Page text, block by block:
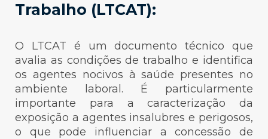
Trabalho (LTCAT):
O LTCAT é um documento técnico que
avalia as condições de trabalho e identifica
os agentes nocivos à saúde presentes no
ambiente laboral. É particularmente
importante para a caracterização da
exposição a agentes insalubres e perigosos,
o que pode influenciar a concessão de